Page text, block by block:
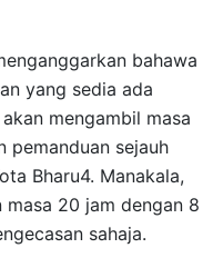
bahawa
yang sedia ada
mengambil masa
pemanduan sejauh
Bharu4. Manakala,
masa 20 jam dengan 8
sahaja.